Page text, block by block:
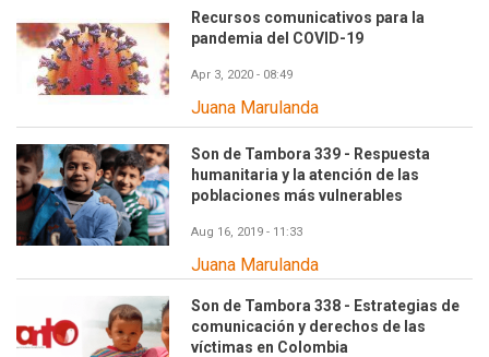
Recursos comunicativos para la
pandemia del COVID-19
Apr 3, 2020 - 08:49
Juana Marulanda
Son de Tambora 339 - Respuesta
humanitaria y la atención de las
poblaciones más vulnerables
Aug 16, 2019 - 11:33
Juana Marulanda
Son de Tambora 338 - Estrategias de
comunicación y derechos de las
víctimas en Colombia